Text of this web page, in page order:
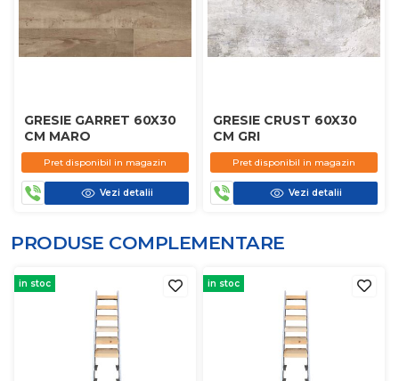
GRESIE GARRET 60X30
CM MARO
Pret disponibil in magazin
Vezi detalii
GRESIE CRUST 60X30
CM GRI
Pret disponibil in magazin
Vezi detalii
PRODUSE COMPLEMENTARE
in stoc in stoc